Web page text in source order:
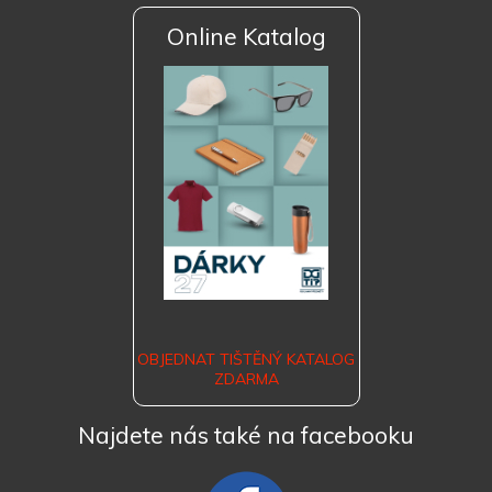
Online Katalog
OBJEDNAT TIŠTĚNÝ KATALOG
ZDARMA
Najdete nás také na facebooku